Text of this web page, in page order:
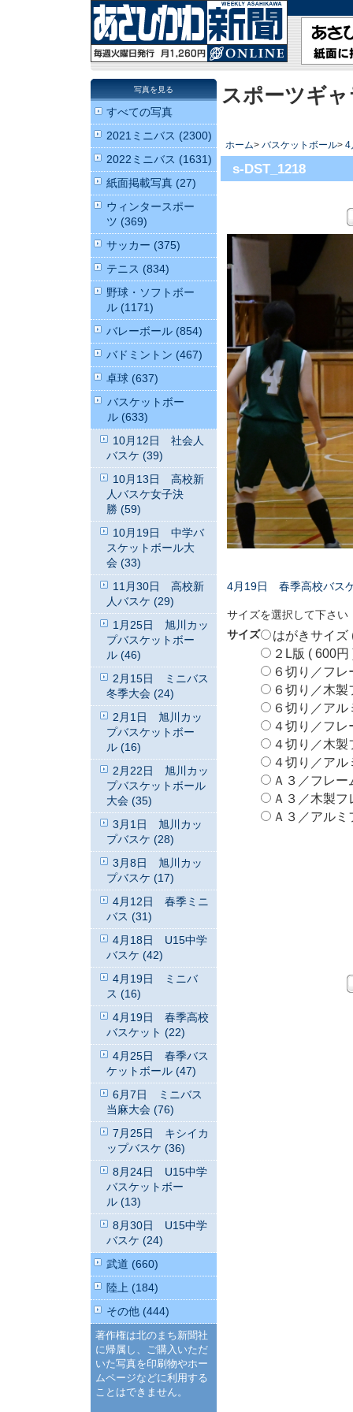
スポーツギ
ホーム> バスケットボール> 4
s-DST_1218
4月19日 春季高校バス
サイズを選択して下さい
サイズ
はがきサイズ
２L版 ( 600円
６切り／フ
６切り／木
６切り／ア
４切り／フレ
４切り／木製
４切り／アル
Ａ３／フレ
Ａ３／木製
Ａ３／アル
写真を見る
すべての写真
2021ミニバス (2300)
2022ミニバス (1631)
紙面掲載写真 (27)
ウィンタースポー
ツ (369)
サッカー (375)
テニス (834)
野球・ソフトボー
ル (1171)
バレーボール (854)
バドミントン (467)
卓球 (637)
バスケットボー
ル (633)
10月12日 社会人
バスケ (39)
10月13日 高校新
人バスケ女子決
勝 (59)
10月19日 中学バ
スケットボール大
会 (33)
11月30日 高校新
人バスケ (29)
1月25日 旭川カッ
プバスケットボー
ル (46)
2月15日 ミニバス
冬季大会 (24)
2月1日 旭川カッ
プバスケットボー
ル (16)
2月22日 旭川カッ
プバスケットボール
大会 (35)
3月1日 旭川カッ
プバスケ (28)
3月8日 旭川カッ
プバスケ (17)
4月12日 春季ミニ
バス (31)
4月18日 U15中学
バスケ (42)
4月19日 ミニバ
ス (16)
4月19日 春季高校
バスケット (22)
4月25日 春季バス
ケットボール (47)
6月7日 ミニバス
当麻大会 (76)
7月25日 キシイカ
ップバスケ (36)
8月24日 U15中学
バスケットボー
ル (13)
8月30日 U15中学
バスケ (24)
武道 (660)
陸上 (184)
その他 (444)
著作権は北のまち新聞社
に帰属し、ご購入いただ
いた写真を印刷物やホー
ムページなどに利用する
ことはできません。